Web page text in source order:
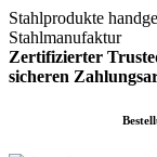
Stahlprodukte
Stahlmanufaktur
Zertifizierter
sicheren